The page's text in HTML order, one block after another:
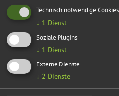
Aktuelles
Technisch notwendige Cookies
↓ 1 Dienst
Soziale Plugins
↓ 1 Dienst
Externe Dienste
↓ 2 Dienste